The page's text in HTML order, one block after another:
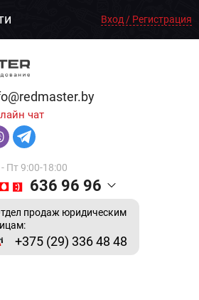
Вход / Регистрация
чат
Пт 9:00-18:00
636 96 96
продаж юридическим
+375 (29) 336 48 48